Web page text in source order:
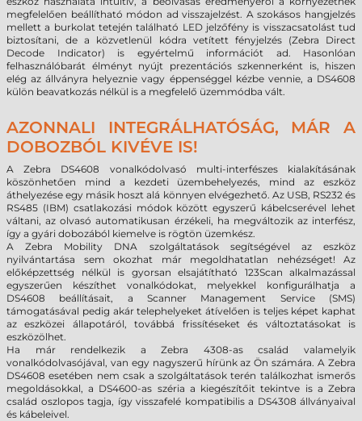
megfelelően beállítható módon ad visszajelzést. A szokásos hangjelzés
mellett a burkolat tetején található LED jelzőfény is visszacsatolást tud
biztosítani, de a közvetlenül kódra vetített fényjelzés (Zebra Direct
Decode Indicator) is egyértelmű információt ad. Hasonlóan
felhasználóbarát élményt nyújt prezentációs szkennerként is, hiszen
elég az állványra helyeznie vagy éppenséggel kézbe vennie, a DS4608
külön beavatkozás nélkül is a megfelelő üzemmódba vált.
AZONNALI INTEGRÁLHATÓSÁG, MÁR A
DOBOZBÓL KIVÉVE IS!
A Zebra DS4608 vonalkódolvasó multi-interfészes kialakításának
köszönhetően mind a kezdeti üzembehelyezés, mind az eszköz
áthelyezése egy másik hoszt alá könnyen elvégezhető. Az USB, RS232 és
RS485 (IBM) csatlakozási módok között egyszerű kábelcserével lehet
váltani, az olvasó automatikusan érzékeli, ha megváltozik az interfész,
így a gyári dobozából kiemelve is rögtön üzemkész.
A Zebra Mobility DNA szolgáltatások segítségével az eszköz
nyilvántartása sem okozhat már megoldhatatlan nehézséget! Az
előképzettség nélkül is gyorsan elsajátítható 123Scan alkalmazással
egyszerűen készíthet vonalkódokat, melyekkel konfigurálhatja a
DS4608 beállításait, a Scanner Management Service (SMS)
támogatásával pedig akár telephelyeket átívelően is teljes képet kaphat
az eszközei állapotáról, továbbá frissítéseket és változtatásokat is
eszközölhet.
Ha már rendelkezik a Zebra 4308-as család valamelyik
vonalkódolvasójával, van egy nagyszerű hírünk az Ön számára. A Zebra
DS4608 esetében nem csak a szolgáltatások terén találkozhat ismerős
megoldásokkal, a DS4600-as széria a kiegészítőit tekintve is a Zebra
család oszlopos tagja, így visszafelé kompatibilis a DS4308 állványaival
és kábeleivel.